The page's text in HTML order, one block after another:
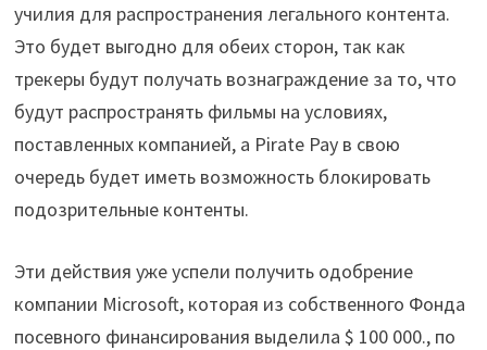
училия для распространения легального контента.
Это будет выгодно для обеих сторон, так как
трекеры будут получать вознаграждение за то, что
будут распространять фильмы на условиях,
поставленных компанией, а Pirate Pay в свою
очередь будет иметь возможность блокировать
подозрительные контенты.
Эти действия уже успели получить одобрение
компании Microsoft, которая из собственного Фонда
посевного финансирования выделила $ 100 000., по